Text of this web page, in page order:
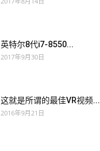
英特尔8代i7-8550...
2017年9月30日
这就是所谓的最佳VR视频...
2016年9月21日